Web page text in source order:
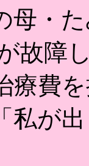
母・
故障
療費
私が